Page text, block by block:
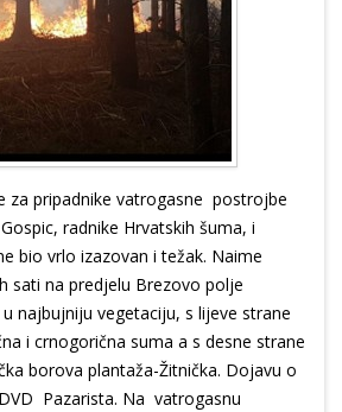
za pripadnike vatrogasne postrojbe
radnike Hrvatskih šuma, i
bio vrlo izazovan i težak. Naime
sati na predjelu Brezovo polje
najbujniju vegetaciju, s lijeve strane
i crnogorična suma a s desne strane
borova plantaža-Žitnička. Dojavu o
Pazarista. Na vatrogasnu